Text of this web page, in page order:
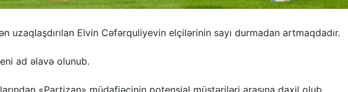
uzaqlaşdırılan Elvin Cəfərquliyevin elçilərinin sayı durmadan artmaqdadır.
ad əlavə olunub.